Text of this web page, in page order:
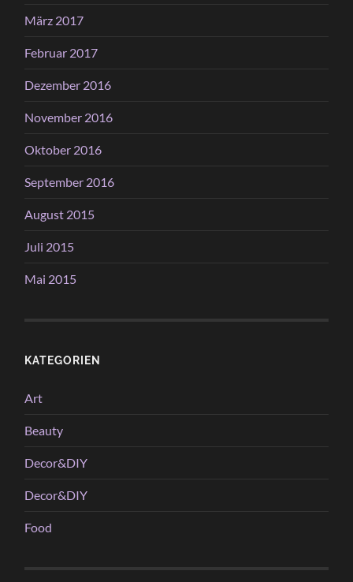
März 2017
Februar 2017
Dezember 2016
November 2016
Oktober 2016
September 2016
August 2015
Juli 2015
Mai 2015
KATEGORIEN
Art
Beauty
Decor&DIY
Decor&DIY
Food